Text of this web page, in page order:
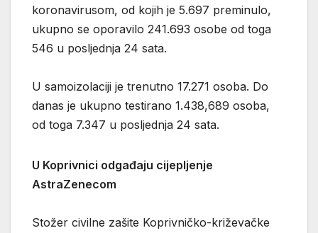
koronavirusom, od kojih je 5.697 preminulo,
ukupno se oporavilo 241.693 osobe od toga
546 u posljednja 24 sata.
U samoizolaciji je trenutno 17.271 osoba. Do
danas je ukupno testirano 1.438,689 osoba,
od toga 7.347 u posljednja 24 sata.
U Koprivnici odgađaju cijepljenje
AstraZenecom
Stožer civilne zašite Koprivničko-križevačke